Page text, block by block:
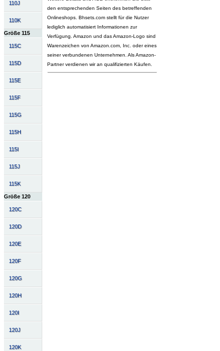
110J
110K
Größe 115
115C
115D
115E
115F
115G
115H
115I
115J
115K
Größe 120
120C
120D
120E
120F
120G
120H
120I
120J
120K
den entsprechenden Seiten des betreffenden
Onlineshops. Bhsets.com stellt für die Nutzer
lediglich automatisiert Informationen zur
Verfügung. Amazon und das Amazon-Logo sind
Warenzeichen von Amazon.com, Inc. oder eines
seiner verbundenen Unternehmen. Als Amazon-
Partner verdienen wir an qualifizierten Käufen.